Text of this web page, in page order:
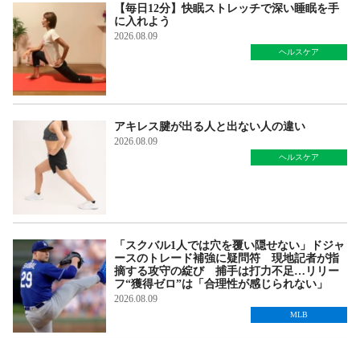
【毎日12分】快眠ストレッチで深い睡眠を手
に入れよう
2026.08.09
ヘルスケア
アキレス腱が出る人と出ない人の違い
2026.08.09
ヘルスケア
「スクバル1人では穴を覆い隠せない」ドジャ
ースのトレード補強に疑問符 現地記者が指
摘する攻守の綻び 捕手は打力不足…リリー
フ“獲得ゼロ”は「合理性が感じられない」
2026.08.09
MLB